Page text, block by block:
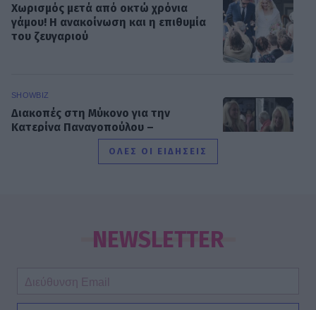
Χωρισμός μετά από οκτώ χρόνια
γάμου! Η ανακοίνωση και η επιθυμία
του ζευγαριού
SHOWBIZ
Διακοπές στη Μύκονο για την
Κατερίνα Παναγοπούλου –
Ηλιοκαμένη και με σιλουέτα που
Γάμος για τους δυο δημοσιογράφους
του Mega - Πότε παντρεύονται
SHOWBIZ
ΟΛΕΣ ΟΙ ΕΙΔΗΣΕΙΣ
NEWSLETTER